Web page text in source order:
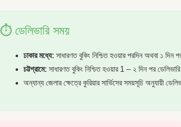
⏱️ ডেলিভারি সময়
ঢাকার মধ্যে: সাধারণত বুকিং নিশ্চিত হওয়ার পরদিন অথবা ১ দিন
চট্টগ্রামে: সাধারণত বুকিং নিশ্চিত হওয়ার 1 – ২ দিন পর ডেলিভারি
অন্যান্য জেলার ক্ষেত্রে কুরিয়ার সার্ভিসের সময়সূচি অনুযায়ী